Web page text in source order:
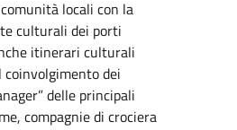
locali con la
culturali dei porti
itinerari culturali
dei
delle principali
compagnie di crociera